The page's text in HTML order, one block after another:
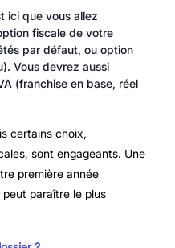
ici que vous allez
fiscale de votre
par défaut, ou option
Vous devrez aussi
(franchise en base, réel
certains choix,
sont engageants. Une
première année
peut paraître le plus